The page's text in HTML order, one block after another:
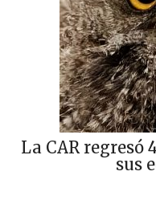
La CAR regresó
sus